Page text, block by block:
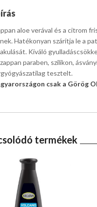
aloe verával és a citrom
Hatékonyan szárítja le a
Kiváló
paraben, szilikon,
tesztelt.
csak a Görög
termékek